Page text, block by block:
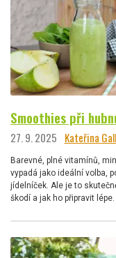
Smoothies při
27. 9. 2025 Kateřina
Barevné, plné vitamínů,
vypadá jako ideální volba,
jídelníček. Ale je to
škodí a jak ho připravit lépe.